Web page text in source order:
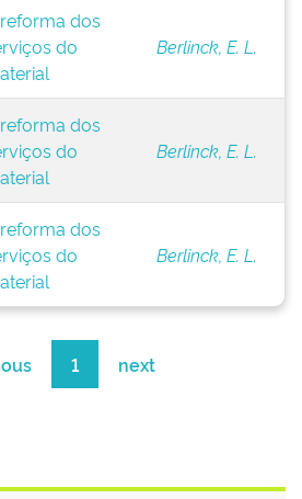
dos
do
Berlinck, E. L.
dos
do
Berlinck, E. L.
dos
do
Berlinck, E. L.
1 next